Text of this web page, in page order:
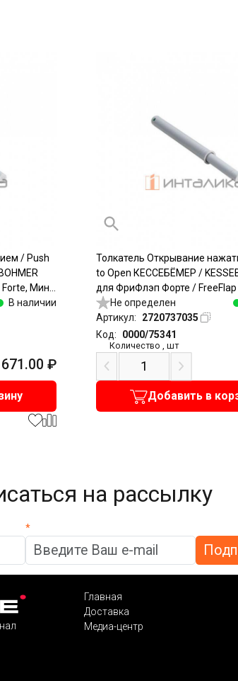
/ Push
Мини
пластик,
В наличии
671.00 ₽
Толкатель Открывание
to Open КЕССЕБЁМЕР /
для ФриФлэп Форте / FreeFlap
врезной, тип II (B), 22 - 34N,
Не определен
Артикул:
2720737035
Код:
0000/75341
Количество шт
Добавить в
на рассылку
*
Главная
Доставка
Медиа-центр